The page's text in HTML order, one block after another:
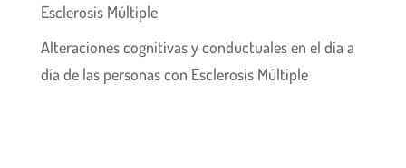
Esclerosis Múltiple
Alteraciones cognitivas y conductuales en el día a
día de las personas con Esclerosis Múltiple